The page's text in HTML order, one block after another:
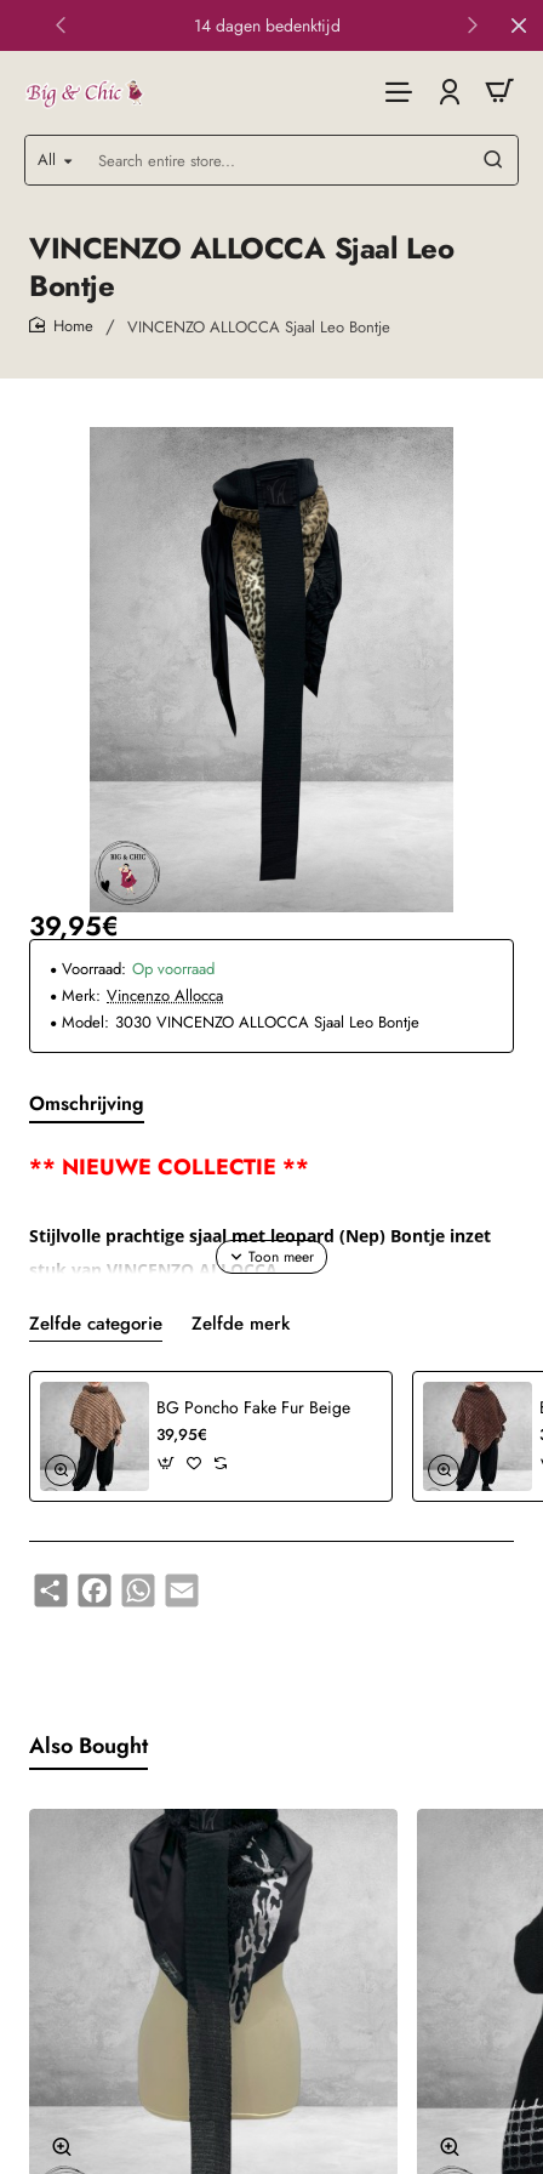
14 dagen bedenktijd
All
Search
entire
VINCENZO ALLOCCA Sjaal Leo
Bontje
VINCENZO ALLOCCA Sjaal Leo Bontje
39,95€
Voorraad: Op voorraad
Merk: Vincenzo Allocca
Model: 3030 VINCENZO ALLOCCA Sjaal Leo Bontje
Omschrijving
** NIEUWE COLLECTIE **
Stijlvolle prachtige sjaal met leopard (Nep) Bontje inzet
stuk van VINCENZO ALLOCCA
Ontdek de unieke charme van deze handgemaakte
driehoekige sjaal van Vincenzo Allocca.
Elk exemplaar is zorgvuldig samengesteld uit een mix van
verschillende stoffen, waardoor geen twee sjaals hetzelfde
zijn – jij draagt dus altijd een écht uniek item.
Deze sjaal geeft elke outfit een stijlvolle twist: draag hem
een tuniek of blouse.
Comfortabel, kunstzinnig en met oog voor detail – precies
wat je verwacht van Vincenzo Allocca.
Details:
* Echt handwerk, geen enkele sjaal is hetzelfde
* Past overal bij
* Heerlijk om te dragen
* Mooi en extra leopard inzet stuk
Materiaal:
95% Katoen, 5% elastan
Let op dat elk materiaal z'n eigen eigenschappen heeft.
Zelfde categorie Zelfde merk
BG Poncho Fake Fur Beige
39,95€
Share FacebookWhatsApp
Email
Also Bought